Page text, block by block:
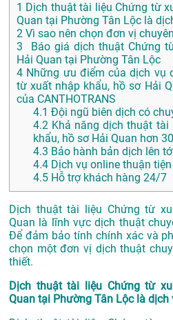
1 Dịch thuật tài liệu Chứng từ
Quan tại Phường Tân Lộc là
2 Vì sao nên chọn đơn vị
3 Báo giá dịch thuật Chứng
Hải Quan tại Phường Tân Lộc
4 Những ưu điểm của dịch vụ
từ xuất nhập khẩu, hồ sơ Hải
của CANTHOTRANS
4.1 Đội ngũ biên dịch có
4.2 Khả năng dịch thuật
khẩu, hồ sơ Hải Quan hơn
4.3 Bảo hành bản dịch lên
4.4 Dịch vụ online thuận tiện
4.5 Hỗ trợ khách hàng 24/7
Dịch thuật tài liệu Chứng từ
Quan là lĩnh vực dịch thuật
Để đảm bảo tính chính xác và
chọn một đơn vị dịch thuật
thiết.
Dịch thuật tài liệu Chứng từ
Quan tại Phường Tân Lộc là dịch